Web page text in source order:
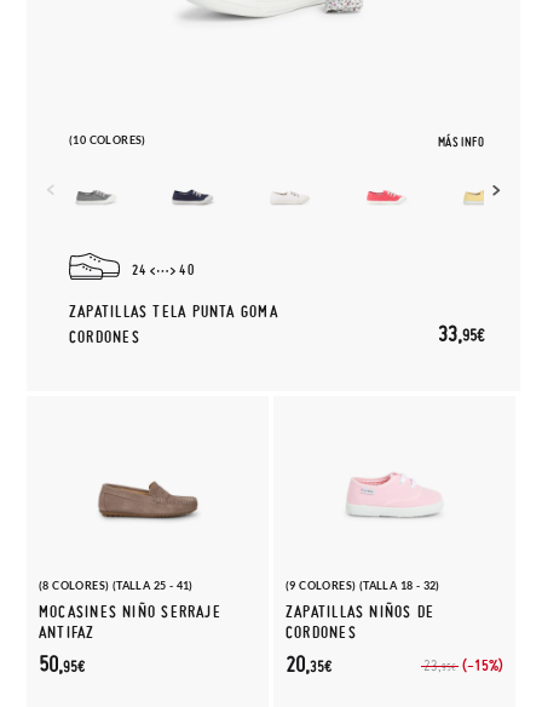
(10 COLORES) MÁS INFO
24 40
ZAPATILLAS TELA PUNTA GOMA
CORDONES
33,95€
(8 COLORES) (TALLA 25 - 41)
MOCASINES NIÑO SERRAJE
ANTIFAZ
50,95€
(9 COLORES) (TALLA 18 - 32)
ZAPATILLAS NIÑOS DE
CORDONES
23,95€ (-15%)
20,35€